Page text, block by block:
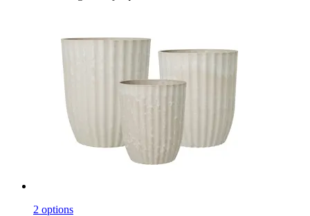
2 options